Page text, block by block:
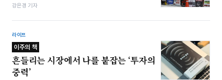
강은경 기자
라이프
이주의 책
흔들리는 시장에서 나를 붙잡는 ‘투자의
중력’